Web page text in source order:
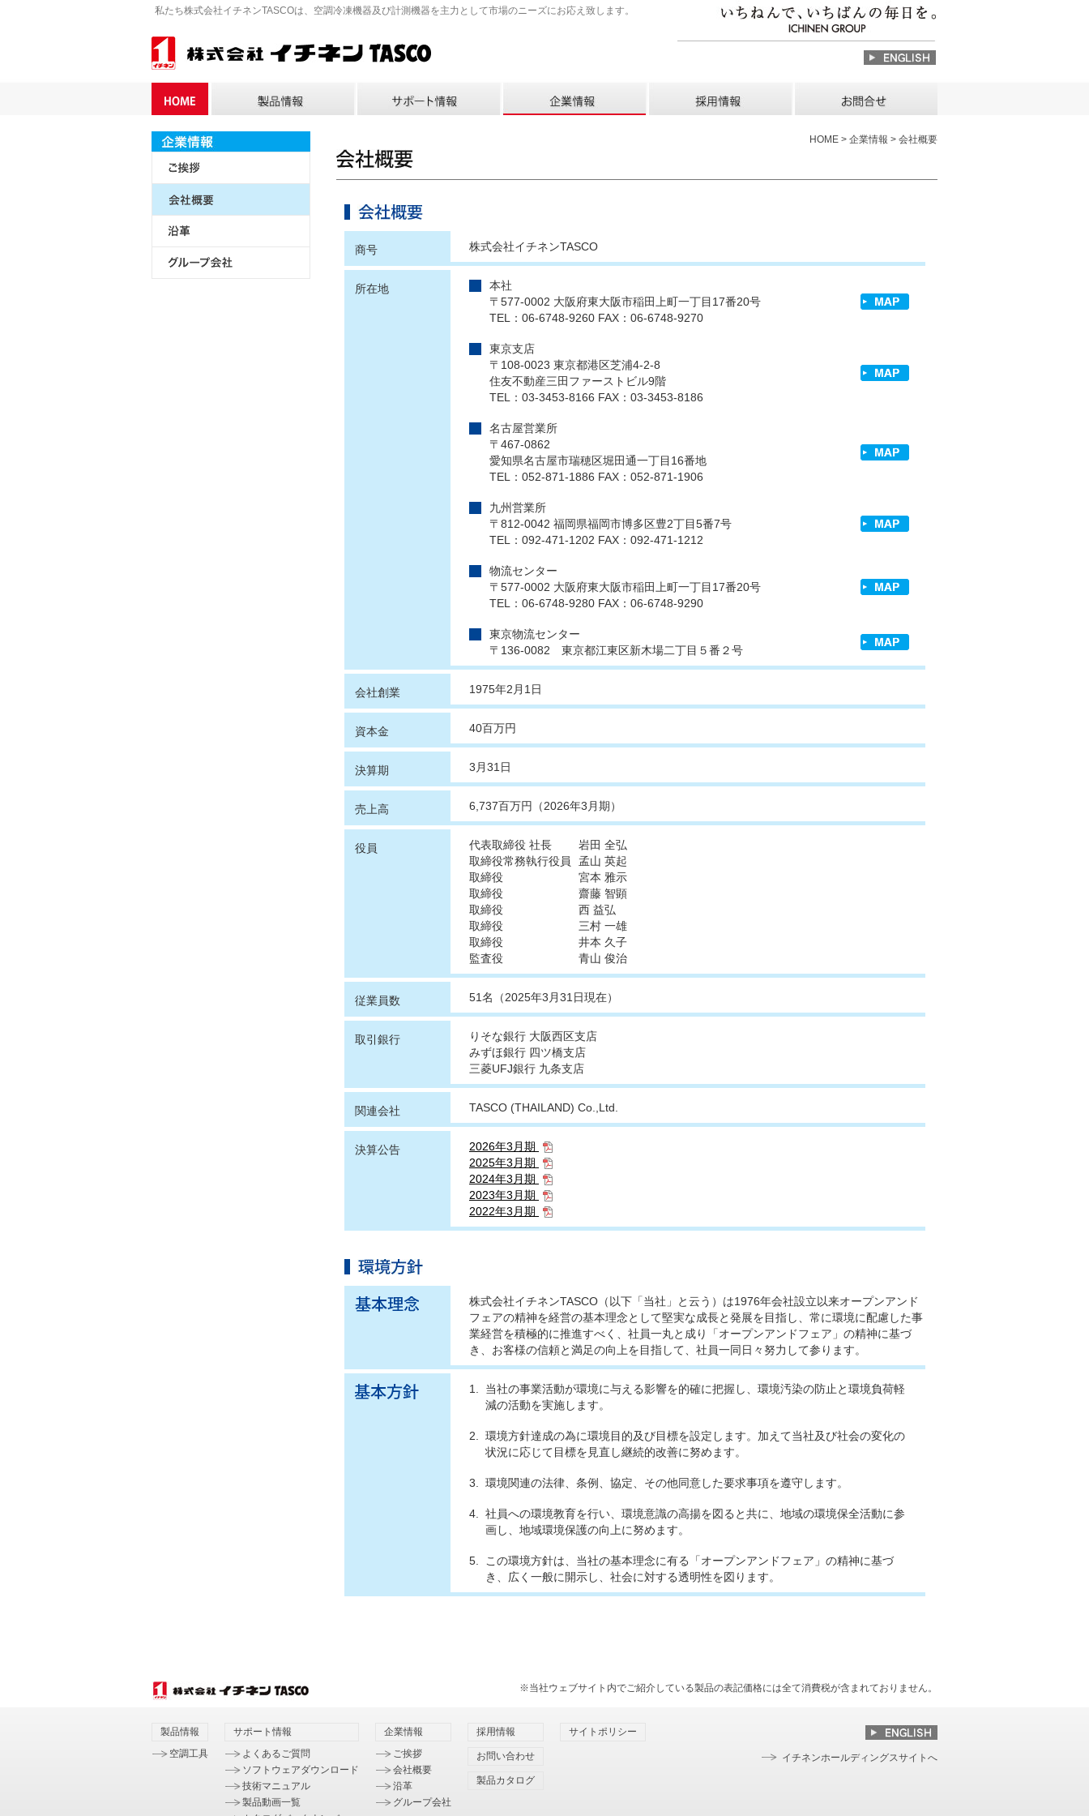
私たち株式会社イチネンTASCOは、空調冷凍機器及び計測機器を主力として市場のニーズにお応え致します。
HOME > 企業情報 > 会社概要
商号 株式会社イチネンTASCO
所在地
本社
〒577-0002 大阪府東大阪市稲田上町一丁目17番20号
TEL：06-6748-9260 FAX：06-6748-9270
東京支店
〒108-0023 東京都港区芝浦4-2-8
住友不動産三田ファーストビル9階
TEL：03-3453-8166 FAX：03-3453-8186
名古屋営業所
〒467-0862
愛知県名古屋市瑞穂区堀田通一丁目16番地
TEL：052-871-1886 FAX：052-871-1906
九州営業所
〒812-0042 福岡県福岡市博多区豊2丁目5番7号
TEL：092-471-1202 FAX：092-471-1212
物流センター
〒577-0002 大阪府東大阪市稲田上町一丁目17番20号
TEL：06-6748-9280 FAX：06-6748-9290
東京物流センター
〒136-0082 東京都江東区新木場二丁目５番２号
会社創業 1975年2月1日
資本金 40百万円
決算期 3月31日
売上高 6,737百万円（2026年3月期）
役員 代表取締役 社長
岩田 全弘
取締役常務執行役員
孟山 英起
取締役
宮本 雅示
取締役
齋藤 智顕
取締役
西 益弘
取締役
三村 一雄
取締役
井本 久子
監査役
青山 俊治
従業員数 51名（2025年3月31日現在）
取引銀行
りそな銀行 大阪西区支店
みずほ銀行 四ツ橋支店
三菱UFJ銀行 九条支店
関連会社 TASCO (THAILAND) Co.,Ltd.
決算公告
2026年3月期
2025年3月期
2024年3月期
2023年3月期
2022年3月期
株式会社イチネンTASCO（以下「当社」と云う）は1976年会社設立以来オープンアンド
フェアの精神を経営の基本理念として堅実な成長と発展を目指し、常に環境に配慮した事
業経営を積極的に推進すべく、社員一丸と成り「オープンアンドフェア」の精神に基づ
き、お客様の信頼と満足の向上を目指して、社員一同日々努力して参ります。
1.
当社の事業活動が環境に与える影響を的確に把握し、環境汚染の防止と環境負荷軽
減の活動を実施します。
2.
環境方針達成の為に環境目的及び目標を設定します。加えて当社及び社会の変化の
状況に応じて目標を見直し継続的改善に努めます。
3. 環境関連の法律、条例、協定、その他同意した要求事項を遵守します。
4.
社員への環境教育を行い、環境意識の高揚を図ると共に、地域の環境保全活動に参
画し、地域環境保護の向上に努めます。
5.
この環境方針は、当社の基本理念に有る「オープンアンドフェア」の精神に基づ
き、広く一般に開示し、社会に対する透明性を図ります。
※当社ウェブサイト内でご紹介している製品の表記価格には全て消費税が含まれておりません。
製品情報
空調工具
サポート情報
よくあるご質問
ソフトウェアダウンロード
技術マニュアル
製品動画一覧
企業情報
ご挨拶
会社概要
沿革
グループ会社
採用情報
お問い合わせ
製品カタログ
サイトポリシー
イチネンホールディングスサイトへ